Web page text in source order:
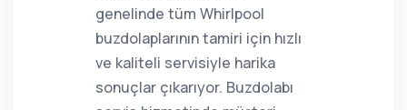
genelinde tüm Whirlpool
buzdolaplarının tamiri için hızlı
ve kaliteli servisiyle harika
sonuçlar çıkarıyor. Buzdolabı